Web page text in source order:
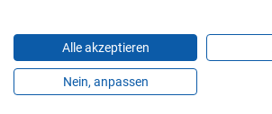
Produkte Favoriten Themen
Alle akzeptieren
Nein, anpassen